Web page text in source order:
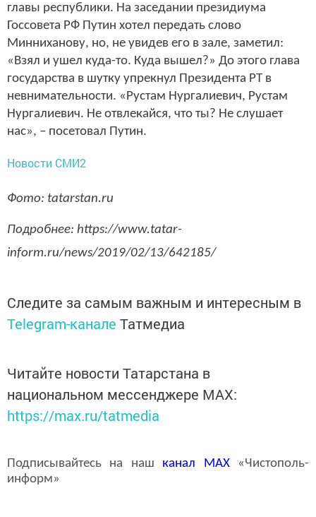
главы республики. На заседании президиума
Госсовета РФ Путин хотел передать слово
Минниханову, но, не увидев его в зале, заметил:
«Взял и ушел куда-то. Куда вышел?» До этого глава
государства в шутку упрекнул Президента РТ в
невнимательности. «Рустам Нургалиевич, Рустам
Нургалиевич. Не отвлекайся, что ты? Не слушает
нас», – посетовал Путин.
Новости СМИ2
Фото: tatarstan.ru
Подробнее: https://www.tatar-
inform.ru/news/2019/02/13/642185/
Следите за самым важным и интересным в
Telegram-канале Татмедиа
Читайте новости Татарстана в
национальном мессенджере MАХ:
https://max.ru/tatmedia
Подписывайтесь на наш канал MAX«Чистополь-
информ»